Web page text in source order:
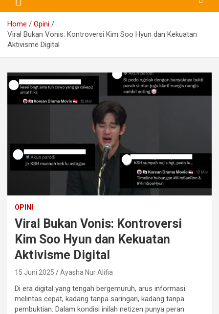
Home
Opini
Viral Bukan Vonis: Kontroversi Kim Soo Hyun dan Kekuatan
Aktivisme Digital
OPINI
Viral Bukan Vonis: Kontroversi
Kim Soo Hyun dan Kekuatan
Aktivisme Digital
15 Juni 2025 Ayasha Nur Alifia
Di era digital yang tengah bergemuruh, arus informasi
melintas cepat, kadang tanpa saringan, kadang tanpa
pembuktian. Dalam kondisi inilah netizen punya peran